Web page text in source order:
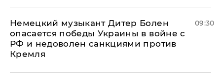
Немецкий музыкант Дитер Болен
опасается победы Украины в войне с
РФ и недоволен санкциями против
Кремля
09:30